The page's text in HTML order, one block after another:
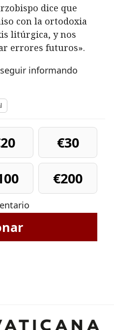
dice que
con la ortodoxia
litúrgica, y nos
errores futuros».
informando
€30
€200